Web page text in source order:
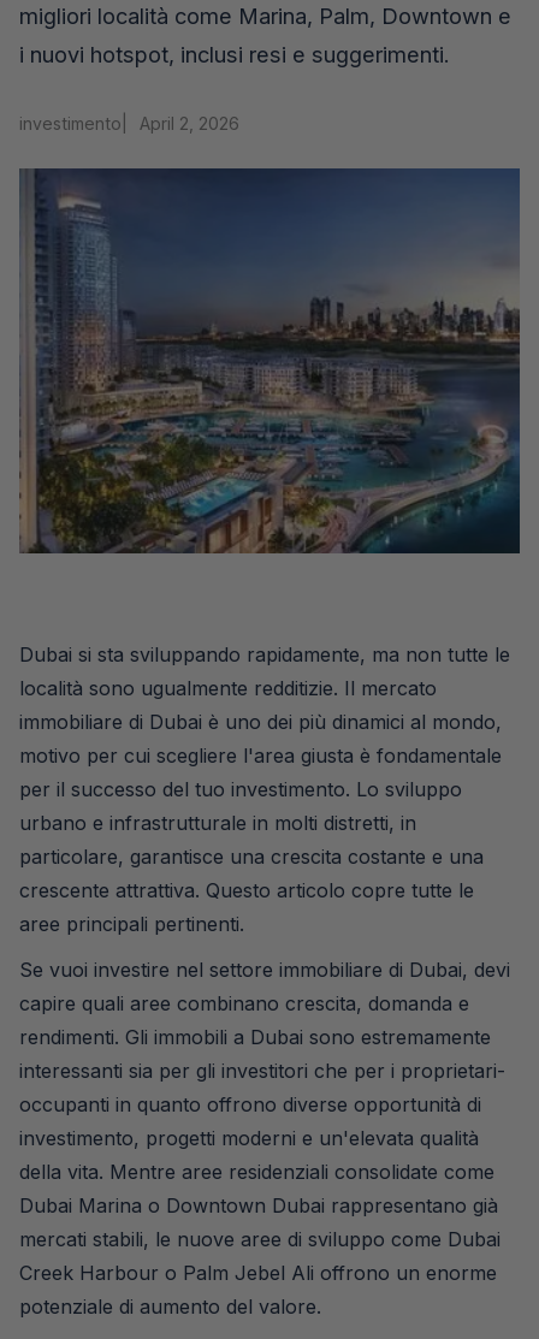
migliori località come Marina, Palm, Downtown e
i nuovi hotspot, inclusi resi e suggerimenti.
investimento April 2, 2026
Dubai si sta sviluppando rapidamente, ma non tutte le
località sono ugualmente redditizie. Il mercato
immobiliare di Dubai è uno dei più dinamici al mondo,
motivo per cui scegliere l'area giusta è fondamentale
per il successo del tuo investimento. Lo sviluppo
urbano e infrastrutturale in molti distretti, in
particolare, garantisce una crescita costante e una
crescente attrattiva. Questo articolo copre tutte le
aree principali pertinenti.
Se vuoi investire nel settore immobiliare di Dubai, devi
capire quali aree combinano crescita, domanda e
rendimenti. Gli immobili a Dubai sono estremamente
interessanti sia per gli investitori che per i proprietari-
occupanti in quanto offrono diverse opportunità di
investimento, progetti moderni e un'elevata qualità
della vita. Mentre aree residenziali consolidate come
Dubai Marina o Downtown Dubai rappresentano già
mercati stabili, le nuove aree di sviluppo come Dubai
Creek Harbour o Palm Jebel Ali offrono un enorme
potenziale di aumento del valore.